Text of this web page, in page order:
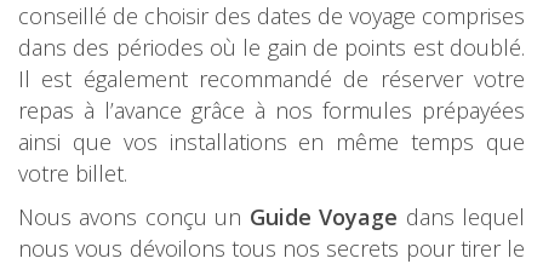
conseillé de choisir des dates de voyage comprises
dans des périodes où le gain de points est doublé.
Il est également recommandé de réserver votre
repas à l’avance grâce à nos formules prépayées
ainsi que vos installations en même temps que
votre billet.
Nous avons conçu un Guide Voyage dans lequel
nous vous dévoilons tous nos secrets pour tirer le